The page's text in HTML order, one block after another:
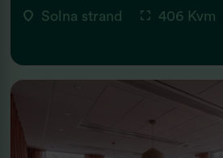
Solna strand 406 Kvm